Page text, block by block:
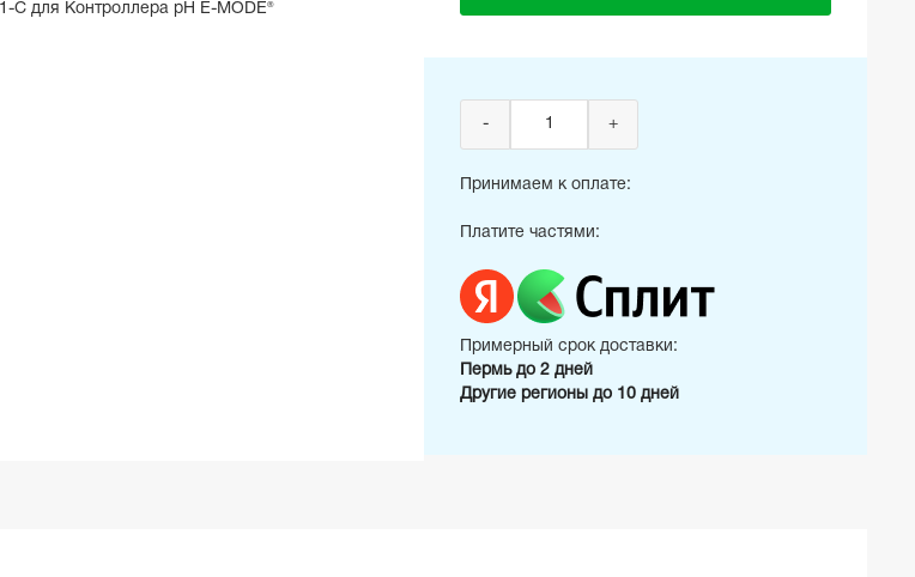
С для Контроллера pH E-MODE®
- +
Принимаем к оплате:
Платите частями:
Примерный срок доставки:
Пермь до 2 дней
Другие регионы до 10 дней